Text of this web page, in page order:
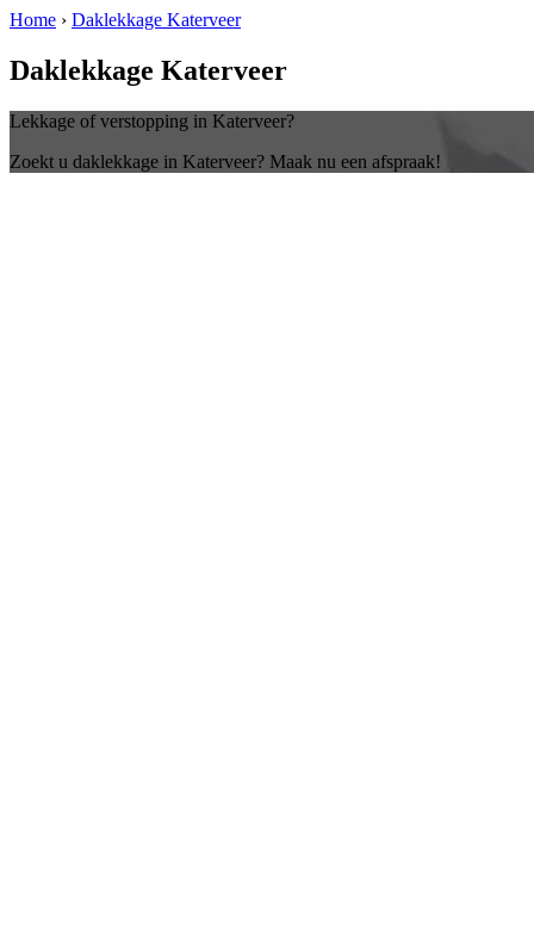
Home › Daklekkage Katerveer
Daklekkage Katerveer
Lekkage of verstopping in Katerveer?
Zoekt u daklekkage in Katerveer? Maak nu een afspraak!